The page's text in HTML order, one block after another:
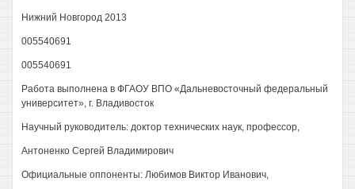
Нижний Новгород 2013
005540691
005540691
Работа выполнена в ФГАОУ ВПО «Дальневосточный федеральный
университет», г. Владивосток
Научный руководитель: доктор технических наук, профессор,
Антоненко Сергей Владимирович
Официальные оппоненты: Любимов Виктор Иванович,